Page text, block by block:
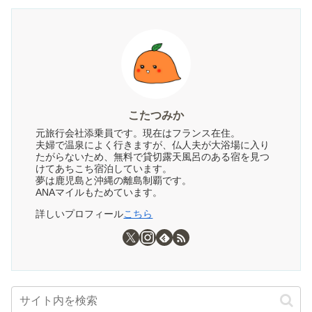
こたつみか
元旅行会社添乗員です。現在はフランス在住。
夫婦で温泉によく行きますが、仏人夫が大浴場に入り
たがらないため、無料で貸切露天風呂のある宿を見つ
けてあちこち宿泊しています。
夢は鹿児島と沖縄の離島制覇です。
ANAマイルもためています。
詳しいプロフィールこちら